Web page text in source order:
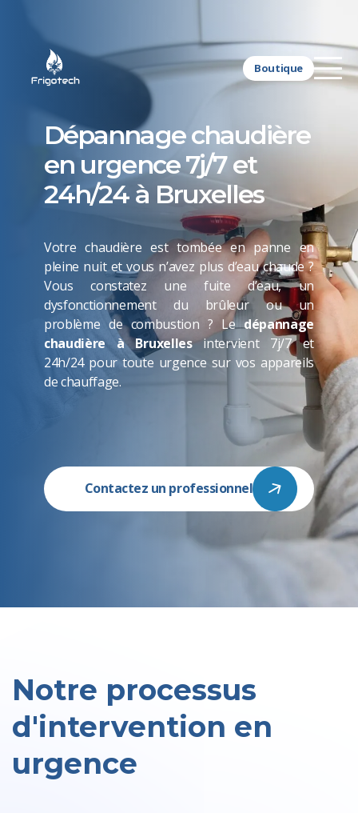
Boutique
Dépannage chaudière
en urgence 7j/7 et
24h/24 à Bruxelles
Votre chaudière est tombée en panne en
pleine nuit et vous n’avez plus d’eau chaude ?
Vous constatez une fuite d’eau, un
dysfonctionnement du brûleur ou un
problème de combustion ? Ledépannage
chaudière à Bruxellesintervient 7j/7 et
24h/24 pour toute urgence sur vos appareils
de chauffage.
Contactez un professionnel
Notre processus
d'intervention en
urgence